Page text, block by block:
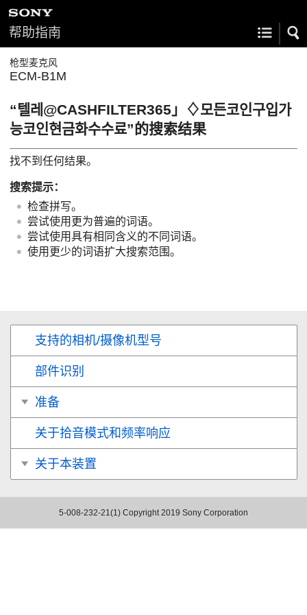
帮助指南
枪型麦克风
ECM-B1M
“텔레@CASHFILTER365」♢모든코인구입가
능코인현금화수수료”的搜索结果
找不到任何结果。
搜索提示：
检查拼写。
尝试使用更为普遍的词语。
尝试使用具有相同含义的不同词语。
使用更少的词语扩大搜索范围。
支持的相机/摄像机型号
部件识别
准备
关于拾音模式和频率响应
关于本装置
5-008-232-21(1) Copyright 2019 Sony Corporation